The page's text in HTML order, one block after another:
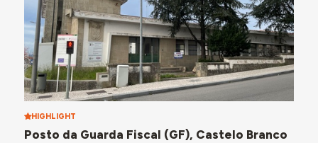
HIGHLIGHT
Posto da Guarda Fiscal (GF), Castelo Branco